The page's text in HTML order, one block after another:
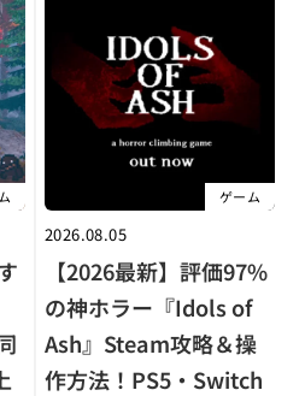
ゲーム
2026.08.05
【2026最新】評価97%
の神ホラー『Idols of
Ash』Steam攻略＆操
作方法！PS5・Switch